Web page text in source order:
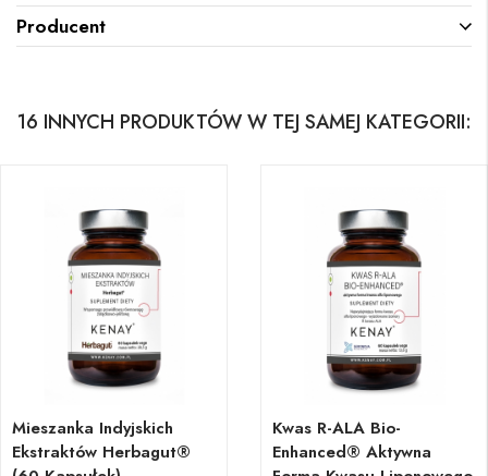
Producent
16 INNYCH PRODUKTÓW W TEJ SAMEJ KATEGORII:
Mieszanka Indyjskich
Ekstraktów Herbagut®
Kwas R-ALA Bio-
Enhanced® Aktywna